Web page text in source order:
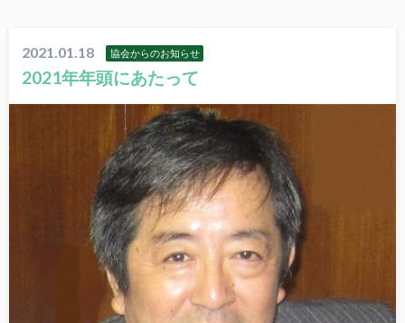
2021.01.18 協会からのお知らせ
2021年年頭にあたって